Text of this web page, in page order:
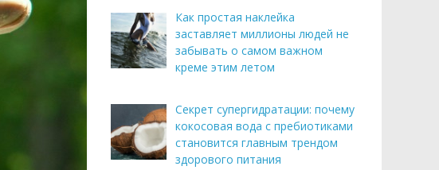
Как простая наклейка
заставляет миллионы людей не
забывать о самом важном
креме этим летом
Секрет супергидратации: почему
кокосовая вода с пребиотиками
становится главным трендом
здорового питания